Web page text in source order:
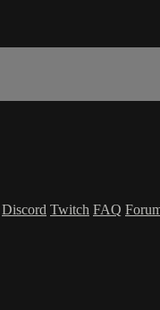
Discord Twitch FAQ